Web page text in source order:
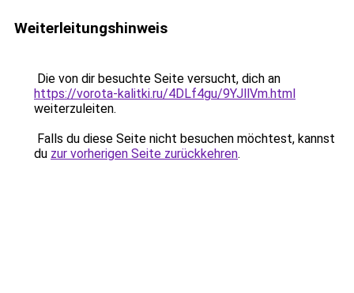
Weiterleitungshinweis
Die von dir besuchte Seite versucht, dich an
https://vorota-kalitki.ru/4DLf4gu/9YJllVm.html
weiterzuleiten.
Falls du diese Seite nicht besuchen möchtest, kannst
du zur vorherigen Seite zurückkehren.